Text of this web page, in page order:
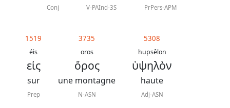
Conj V-PAInd-3S PrPers-APM
1519
éis
εἰς
sur
Prep
3735
oros
ὄρος
une montagne
N-ASN
5308
hupsêlon
ὑψηλὸν
haute
Adj-ASN
Nous
contacter
Signaler
une
erreur